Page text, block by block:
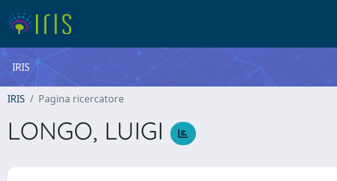
IRIS
IRIS Pagina ricercatore
LONGO, LUIGI